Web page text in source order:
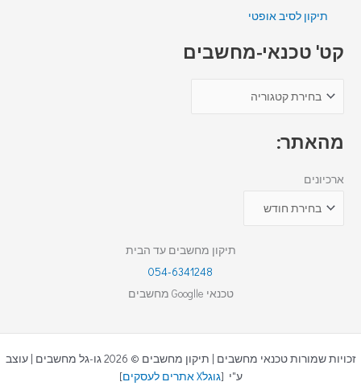
תיקון לסיב אופטי
קט' טכנאי-מחשבים
מהאתר:
ארכיונים
תיקון מחשבים עד הבית
054-6341248
טכנאי Googlle מחשבים
זכויות שמורות טכנאי מחשבים | תיקון מחשבים © 2026 גו-גל מחשבים | עוצב
ע"י [גוגלX אתרים לעסקים ]